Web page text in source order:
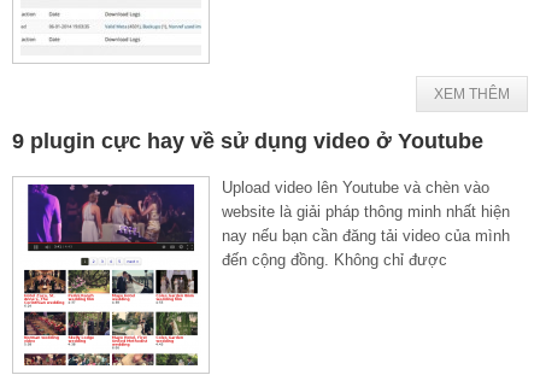
XEM THÊM
9 plugin cực hay về sử dụng video ở Youtube
Upload video lên Youtube và chèn vào
website là giải pháp thông minh nhất hiện
nay nếu bạn cần đăng tải video của mình
đến cộng đồng. Không chỉ được